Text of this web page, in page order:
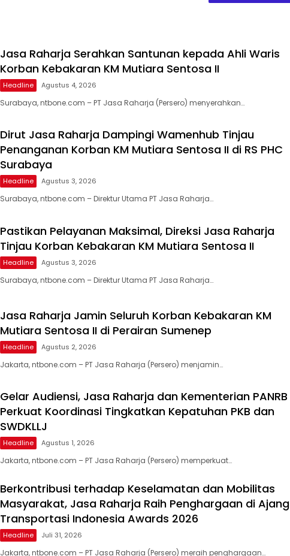
Jasa Raharja Serahkan Santunan kepada Ahli Waris
Korban Kebakaran KM Mutiara Sentosa II
Headline Agustus 4, 2026
Surabaya, ntbone.com – PT Jasa Raharja (Persero) menyerahkan…
Dirut Jasa Raharja Dampingi Wamenhub Tinjau
Penanganan Korban KM Mutiara Sentosa II di RS PHC
Surabaya
Headline Agustus 3, 2026
Surabaya, ntbone.com – Direktur Utama PT Jasa Raharja…
Pastikan Pelayanan Maksimal, Direksi Jasa Raharja
Tinjau Korban Kebakaran KM Mutiara Sentosa II
Headline Agustus 3, 2026
Surabaya, ntbone.com – Direktur Utama PT Jasa Raharja…
Jasa Raharja Jamin Seluruh Korban Kebakaran KM
Mutiara Sentosa II di Perairan Sumenep
Headline Agustus 2, 2026
Jakarta, ntbone.com – PT Jasa Raharja (Persero) menjamin…
Gelar Audiensi, Jasa Raharja dan Kementerian PANRB
Perkuat Koordinasi Tingkatkan Kepatuhan PKB dan
SWDKLLJ
Headline Agustus 1, 2026
Jakarta, ntbone.com – PT Jasa Raharja (Persero) memperkuat…
Berkontribusi terhadap Keselamatan dan Mobilitas
Masyarakat, Jasa Raharja Raih Penghargaan di Ajang
Transportasi Indonesia Awards 2026
Headline Juli 31, 2026
Jakarta, ntbone.com – PT Jasa Raharja (Persero) meraih penghargaan…